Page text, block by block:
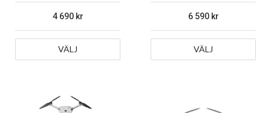
4 690
VÄLJ
6 590
VÄLJ